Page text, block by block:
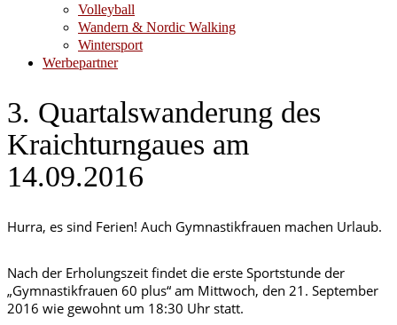
Volleyball
Wandern & Nordic Walking
Wintersport
Werbepartner
3. Quartalswanderung des
Kraichturngaues am
14.09.2016
Hurra, es sind Ferien! Auch Gymnastikfrauen machen Urlaub.
Nach der Erholungszeit findet die erste Sportstunde der
„Gymnastikfrauen 60 plus“ am Mittwoch, den 21. September
2016 wie gewohnt um 18:30 Uhr statt.